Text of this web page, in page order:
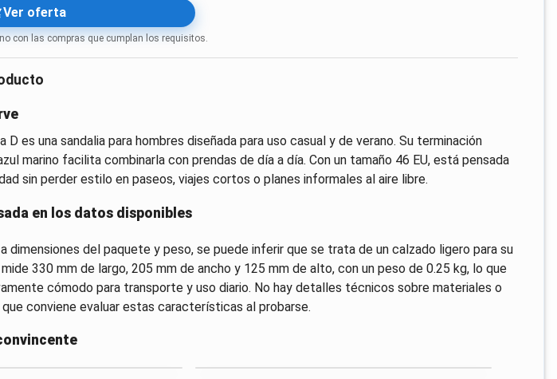
Ver oferta
con las compras que cumplan los requisitos.
D es una sandalia para hombres diseñada para uso casual y de verano. Su terminación
marino facilita combinarla con prendas de día a día. Con un tamaño 46 EU, está pensada
sin perder estilo en paseos, viajes cortos o planes informales al aire libre.
en los datos disponibles
dimensiones del paquete y peso, se puede inferir que se trata de un calzado ligero para su
330 mm de largo, 205 mm de ancho y 125 mm de alto, con un peso de 0.25 kg, lo que
cómodo para transporte y uso diario. No hay detalles técnicos sobre materiales o
conviene evaluar estas características al probarse.